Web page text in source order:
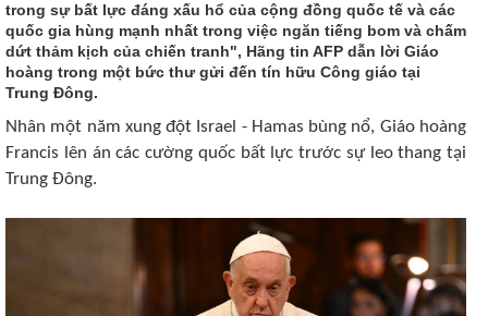
trong sự bất lực đáng xấu hổ của cộng đồng quốc tế và các
quốc gia hùng mạnh nhất trong việc ngăn tiếng bom và chấm
dứt thảm kịch của chiến tranh", Hãng tin AFP dẫn lời Giáo
hoàng trong một bức thư gửi đến tín hữu Công giáo tại
Trung Đông.
Nhân một năm xung đột Israel - Hamas bùng nổ, Giáo hoàng
Francis lên án các cường quốc bất lực trước sự leo thang tại
Trung Đông.